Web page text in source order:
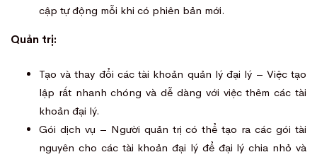
cập tự động mỗi khi có phiên bản mới.
Quản trị:
Tạo và thay đổi các tài khoản quản lý đại lý – Việc tạo
lập rất nhanh chóng và dễ dàng với việc thêm các tài
khoản đại lý.
Gói dịch vụ – Người quản trị có thể tạo ra các gói tài
nguyên cho các tài khoản đại lý để đại lý chia nhỏ và